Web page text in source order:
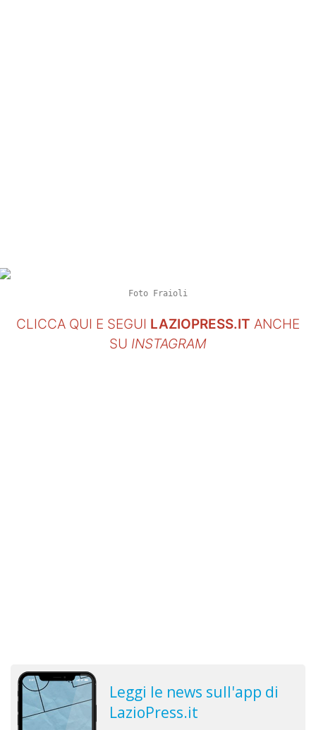
Foto Fraioli
CLICCA QUI E SEGUI LAZIOPRESS.IT ANCHE
SU INSTAGRAM